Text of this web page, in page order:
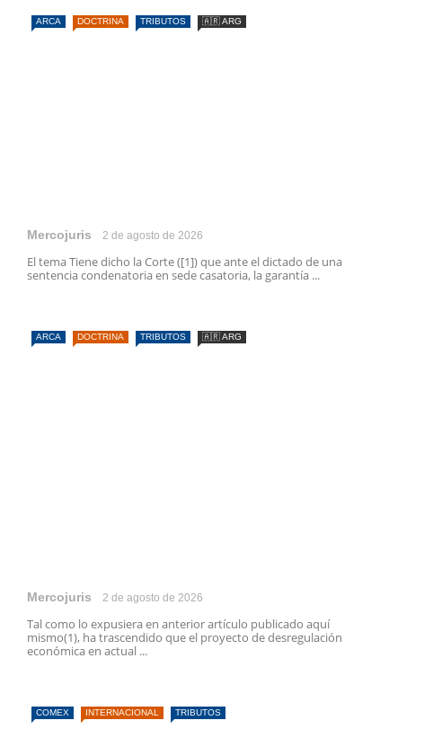
ARCA DOCTRINA TRIBUTOS 🇦🇷 ARG
Mercojuris 2 de agosto de 2026
El tema Tiene dicho la Corte ([1]) que ante el dictado de una
sentencia condenatoria en sede casatoria, la garantía ...
ARCA DOCTRINA TRIBUTOS 🇦🇷 ARG
Mercojuris 2 de agosto de 2026
Tal como lo expusiera en anterior artículo publicado aquí
mismo(1), ha trascendido que el proyecto de desregulación
económica en actual ...
COMEX INTERNACIONAL TRIBUTOS